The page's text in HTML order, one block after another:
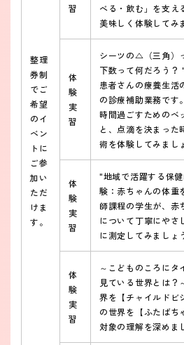
整理
券制
でご
希望
のイ
ベン
トに
ご参
加い
ただ
けま
す。
習
べる・飲む」を支え
美味しく体験してみ
体
験
実
習
シーツの△（三角）
下数って何だろう？
患者さんの療養生活
の診療補助業務です
時間過ごすためのベ
と、点滴を決まった
術を体験してみまし
体
験
実
習
"地域で活躍する保
験：赤ちゃんの体重
師課程の学生が、赤
について丁寧にやさ
に測定してみましょ
体
験
実
習
～こどものころにタ
見ている世界とは
界を【チャイルドビ
の世界を【ふたばち
対象の理解を深めま